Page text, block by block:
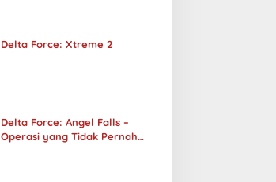
Delta Force: Xtreme 2
Delta Force: Angel Falls –
Operasi yang Tidak Pernah